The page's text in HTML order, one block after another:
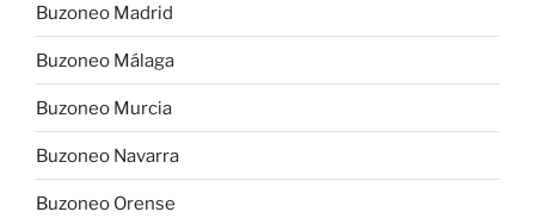
Buzoneo Madrid
Buzoneo Málaga
Buzoneo Murcia
Buzoneo Navarra
Buzoneo Orense